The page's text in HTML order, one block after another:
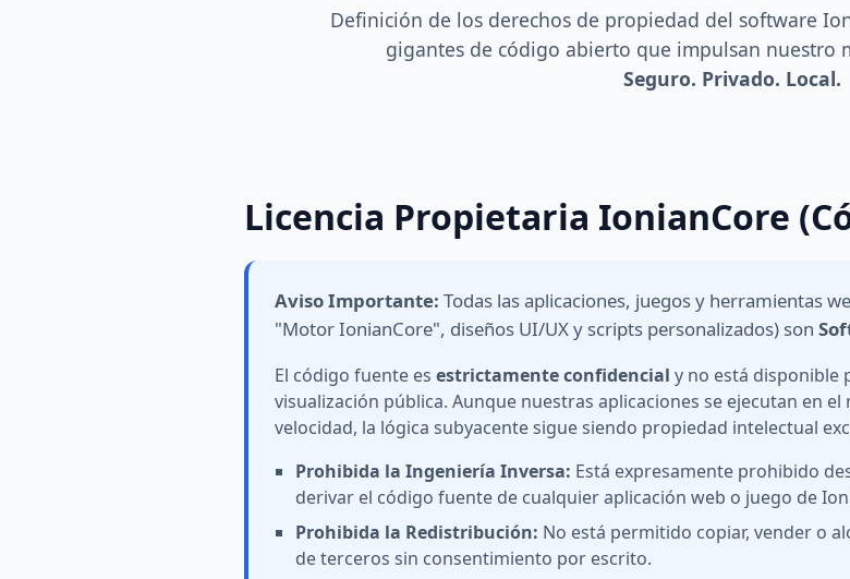
Definición de los derechos de propiedad del software
gigantes de código abierto que impulsan nuestro
Seguro. Privado. Local.
Licencia Propietaria IonianCore
Aviso Importante: Todas las aplicaciones, juegos y herramientas
"Motor IonianCore", diseños UI/UX y scripts personalizados) son
El código fuente es estrictamente confidencial y no está disponible
visualización pública. Aunque nuestras aplicaciones se ejecutan en
velocidad, la lógica subyacente sigue siendo propiedad intelectual
Prohibida la Ingeniería Inversa: Está expresamente prohibido
derivar el código fuente de cualquier aplicación web o juego de
Prohibida la Redistribución: No está permitido copiar, vender o
de terceros sin consentimiento por escrito.